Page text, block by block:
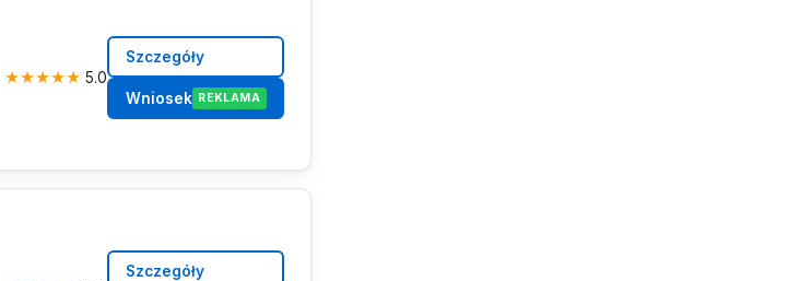
★★★★★ 5.0
Szczegóły
Wniosek REKLAMA
Szczegóły